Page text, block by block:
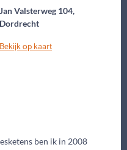
Jan Valsterweg 104,
Dordrecht
Bekijk op kaart
ben ik in 2008